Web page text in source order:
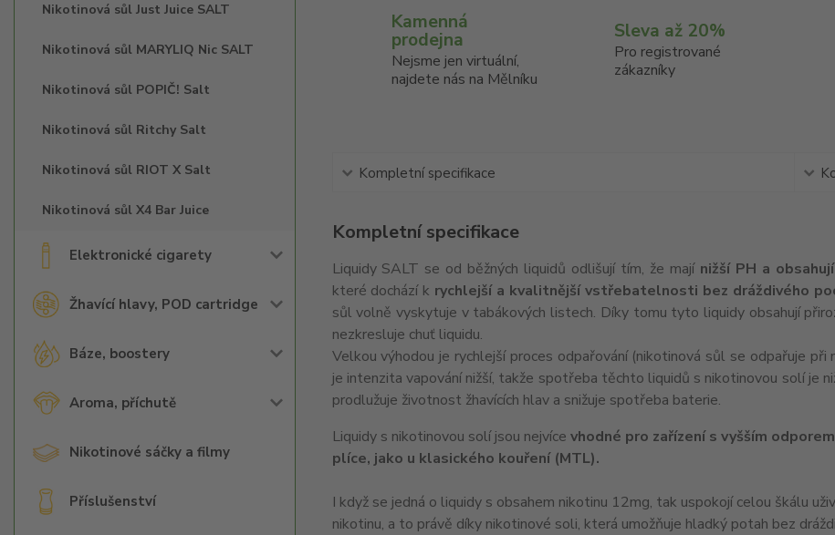
Nikotinová sůl Just Juice SALT
Nikotinová sůl MARYLIQ Nic SALT
Nikotinová sůl POPIČ! Salt
Nikotinová sůl Ritchy Salt
Nikotinová sůl RIOT X Salt
Nikotinová sůl X4 Bar Juice
Elektronické cigarety
Žhavící hlavy, POD cartridge
Báze, boostery
Aroma, příchutě
Nikotinové sáčky a filmy
Příslušenství
Kamenná
prodejna
Nejsme jen virtuální,
najdete nás na Mělníku
Sleva až 20%
Pro registrované
zákazníky
Kompletní specifikace
Kompletní specifikace
Liquidy SALT se od běžných liquidů odlišují tím, že mají nižší PH a
které dochází k rychlejší a kvalitnější vstřebatelnosti bez dráždivého
sůl volně vyskytuje v tabákových listech. Díky tomu tyto liquidy obsahují
nezkresluje chuť liquidu.
Velkou výhodou je rychlejší proces odpařování (nikotinová sůl se odpařuje
je intenzita vapování nižší, takže spotřeba těchto liquidů s nikotinovou solí je
prodlužuje životnost žhavících hlav a snižuje spotřeba baterie.
Liquidy s nikotinovou solí jsou nejvíce vhodné pro zařízení s vyšším
plíce, jako u klasického kouření (MTL).
I když se jedná o liquidy s obsahem nikotinu 12mg, tak uspokojí celou škálu
nikotinu, a to právě díky nikotinové soli, která umožňuje hladký potah bez